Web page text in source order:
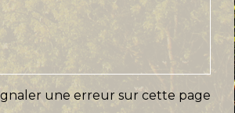
une erreur sur cette page